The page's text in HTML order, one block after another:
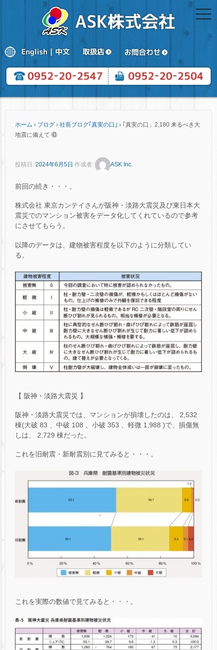
ホーム › ブログ › 社長ブログ｢真実の口｣ › ｢真実の口」2,180 来るべき大
地震に備えて ㊸
投稿日: 2024年6月5日 作成者: ASK Inc.
前回の続き・・・。
株式会社 東京カンテイさんが阪神・淡路大震災及び東日本大
震災でのマンション被害をデータ化してくれているので参考
にさせてもらう。
以降のデータは、建物被害程度を以下のように分類してい
る。
【 阪神・淡路大震災 】
阪神・淡路大震災では、マンションが損壊したのは、 2,532
棟(大破 83 、中破 108 、小破 353 、軽微 1,988 )で、損傷無
しは、 2,729 棟だった。
これを旧耐震・新耐震別に見てみると・・・。
これを実際の数値で見てみると・・・。